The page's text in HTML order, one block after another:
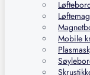
Mobile